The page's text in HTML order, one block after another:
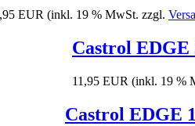
EUR (inkl. 19 % MwSt. zzgl.
Castrol
11,95 EUR (inkl. 19 %
Castrol EDGE